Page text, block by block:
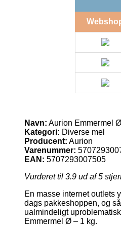
Navn: Aurion Emmermel
Kategori: Diverse mel
Producent: Aurion
Varenummer:
EAN: 5707293007505
Vurderet til 3.9 ud af 5
En masse internet outlets
dags pakkeshoppen, og
ualmindeligt
Emmermel Ø – 1 kg.